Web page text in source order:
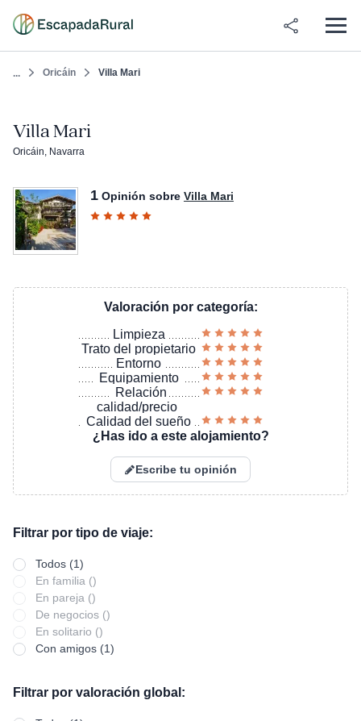
... Oricáin Villa Mari
Villa Mari
Oricáin, Navarra
1 Opinión sobre Villa Mari
Valoración por categoría:
Limpieza
Trato del propietario
Entorno
Equipamiento
Relación
calidad/precio
Calidad del sueño
¿Has ido a este alojamiento?
Escribe tu opinión
Filtrar por tipo de viaje:
Todos (1)
En familia ()
En pareja ()
De negocios ()
En solitario ()
Con amigos (1)
Filtrar por valoración global: